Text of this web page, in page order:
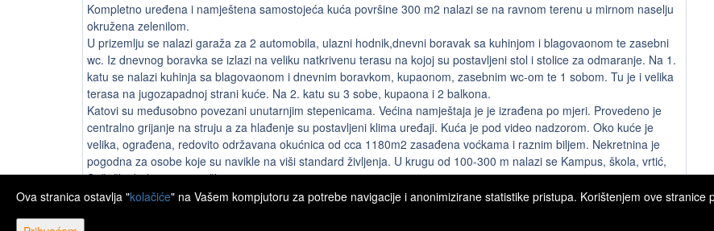
Kompletno uređena i namještena samostojeća kuća površine 300 m2 nalazi se na ravnom terenu u mirnom naselju
okružena zelenilom.
U prizemlju se nalazi garaža za 2 automobila, ulazni hodnik,dnevni boravak sa kuhinjom i blagovaonom te zasebni
wc. Iz dnevnog boravka se izlazi na veliku natkrivenu terasu na kojoj su postavljeni stol i stolice za odmaranje. Na 1.
katu se nalazi kuhinja sa blagovaonom i dnevnim boravkom, kupaonom, zasebnim wc-om te 1 sobom. Tu je i velika
terasa na jugozapadnoj strani kuće. Na 2. katu su 3 sobe, kupaona i 2 balkona.
Katovi su međusobno povezani unutarnjim stepenicama. Većina namještaja je je izrađena po mjeri. Provedeno je
centralno grijanje na struju a za hlađenje su postavljeni klima uređaji. Kuća je pod video nadzorom. Oko kuće je
velika, ograđena, redovito održavana okućnica od cca 1180m2 zasađena voćkama i raznim biljem. Nekretnina je
pogodna za osobe koje su navikle na viši standard življenja. U krugu od 100-300 m nalazi se Kampus, škola, vrtić,
Sušačka bolnica, trgovački centar...
Ova stranica ostavlja "kolačiće" na Vašem kompjutoru za potrebe navigacije i anonimizirane statistike pristupa. Korištenjem ove stranice